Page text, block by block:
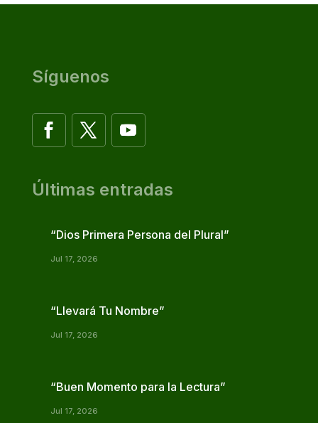
Síguenos
Últimas entradas
“Dios Primera Persona del Plural”
Jul 17, 2026
“Llevará Tu Nombre”
Jul 17, 2026
“Buen Momento para la Lectura”
Jul 17, 2026